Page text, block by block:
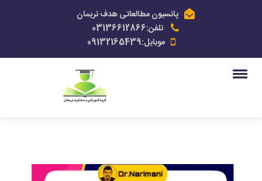
پانسیون مطالعاتی هدف نریمان
تلفن:03136612866
موبایل:09132165439